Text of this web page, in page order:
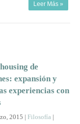
encuentro
Leer Más »
de
expansión y
experiencias con
2015 | Filosofía